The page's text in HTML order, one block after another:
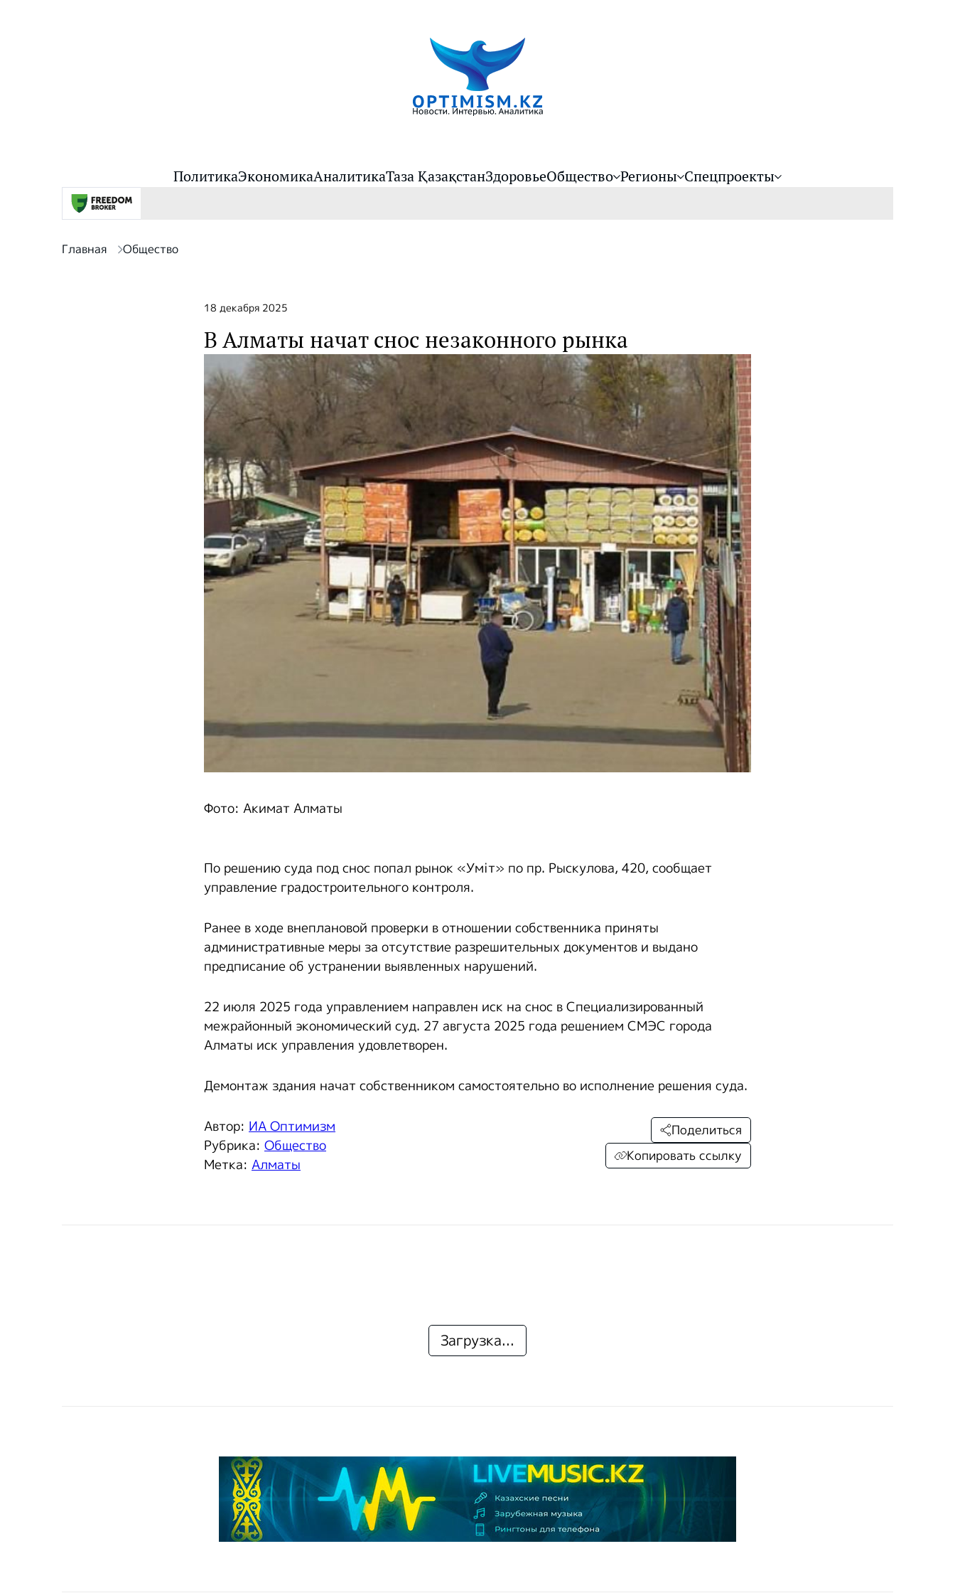
ПолитикаЭкономикаАналитикаТаза ҚазақстанЗдоровьеОбщество Регионы Спецпроекты
Главная Общество
18 декабря 2025
В Алматы начат снос незаконного рынка
Фото: Акимат Алматы
По решению суда под снос попал рынок «Уміт» по пр. Рыскулова, 420, сообщает
управление градостроительного контроля.
Ранее в ходе внеплановой проверки в отношении собственника приняты
административные меры за отсутствие разрешительных документов и выдано
предписание об устранении выявленных нарушений.
22 июля 2025 года управлением направлен иск на снос в Специализированный
межрайонный экономический суд. 27 августа 2025 года решением СМЭС города
Алматы иск управления удовлетворен.
Демонтаж здания начат собственником самостоятельно во исполнение решения суда.
Автор: ИА Оптимизм
Рубрика: Общество
Метка: Алматы
Поделиться
Копировать ссылку
Загрузка...